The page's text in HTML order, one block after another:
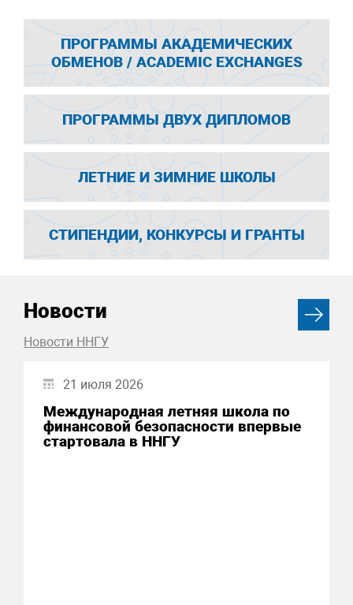
ПРОГРАММЫ АКАДЕМИЧЕСКИХ
ОБМЕНОВ / ACADEMIC EXCHANGES
ПРОГРАММЫ ДВУХ ДИПЛОМОВ
ЛЕТНИЕ И ЗИМНИЕ ШКОЛЫ
СТИПЕНДИИ, КОНКУРСЫ И ГРАНТЫ
Новости
Новости ННГУ
21 июля 2026
Международная летняя школа по
финансовой безопасности впервые
стартовала в ННГУ